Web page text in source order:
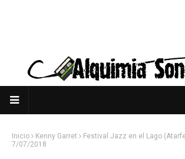
Inicio Kenny Garret
Festival Jazz en el Lago
7/07/2018